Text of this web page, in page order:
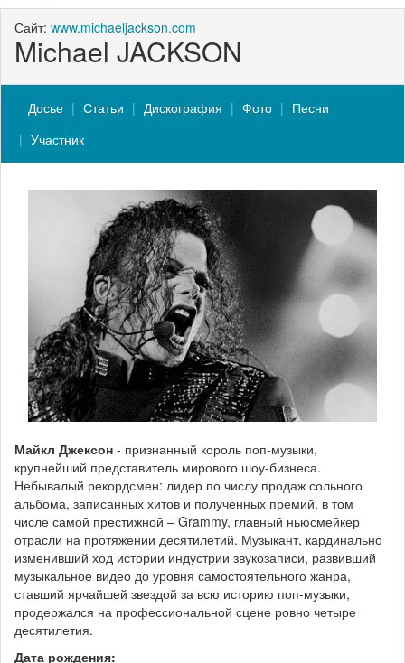
Сайт: www.michaeljackson.com
Michael JACKSON
Досье Статьи Дискография Фото
Песни
Участник
Майкл Джексон - признанный король поп-музыки,
крупнейший представитель мирового шоу-бизнеса.
Небывалый рекордсмен: лидер по числу продаж сольного
альбома, записанных хитов и полученных премий, в том
числе самой престижной – Grammy, главный ньюсмейкер
отрасли на протяжении десятилетий. Музыкант, кардинально
изменивший ход истории индустрии звукозаписи, развивший
музыкальное видео до уровня самостоятельного жанра,
ставший ярчайшей звездой за всю историю поп-музыки,
продержался на профессиональной сцене ровно четыре
десятилетия.
Дата рождения: